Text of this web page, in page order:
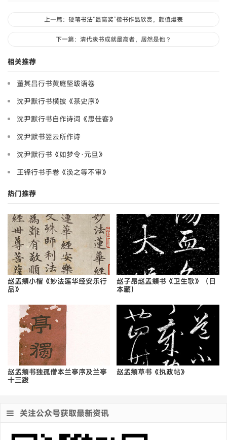
上一篇：硬笔书法“最高奖”楷书作品欣赏，颜值爆表
下一篇：清代隶书成就最高者，居然是他？
相关推荐
董其昌行书黄庭坚跋语卷
沈尹默行书横披《茶史序》
沈尹默行书自作诗词《思佳客》
沈尹默书翌云所作诗
沈尹默行书《如梦令·元旦》
王铎行书手卷《涣之等不审》
热门推荐
赵孟頫小楷《妙法莲华经安乐行
品》
赵子昂赵孟頫书《卫生歌》（日
本藏）
赵孟頫书独孤僧本兰亭序及兰亭
十三跋
赵孟頫草书《执政帖》
关注公众号获取最新资讯